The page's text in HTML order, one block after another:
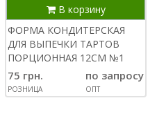
В корзину
ФОРМА КОНДИТЕРСКАЯ
ДЛЯ ВЫПЕЧКИ ТАРТОВ
ПОРЦИОННАЯ 12СМ №1
75 грн.
РОЗНИЦА
по запросу
ОПТ